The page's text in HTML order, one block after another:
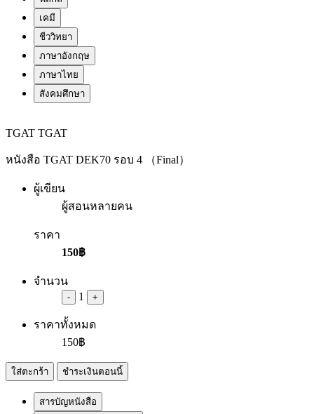
เคมี
ชีววิทยา
ภาษาอังกฤษ
ภาษาไทย
สังคมศึกษา
TGAT TGAT
หนังสือ TGAT DEK70 รอบ 4 （Final）
ผู้เขียน
ผู้สอนหลายคน
ราคา
150฿
จำนวน
- 1 +
ราคาทั้งหมด
150฿
ใส่ตะกร้า ชำระเงินตอนนี้
สารบัญหนังสือ